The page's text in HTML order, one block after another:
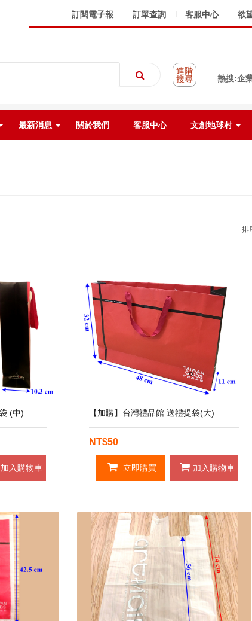
訂閱電子報 訂單查詢 客服中心 欲
進階
搜尋
熱搜:企
最新消息 關於我們 客服中心 文創地球村
排
(中)
加入購物車
【加購】台灣禮品館 送禮提袋(大)
NT$50
立即購買 加入購物車